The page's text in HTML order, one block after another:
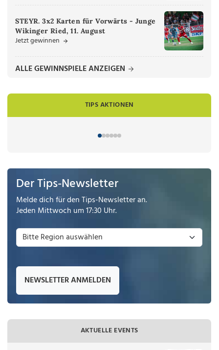
STEYR. 3x2 Karten für Vorwärts - Junge
Wikinger Ried, 11. August
Jetzt gewinnen
ALLE GEWINNSPIELE ANZEIGEN
TIPS AKTIONEN
Der Tips-Newsletter
Melde dich für den Tips-Newsletter an.
Jeden Mittwoch um 17:30 Uhr.
NEWSLETTER ANMELDEN
AKTUELLE EVENTS